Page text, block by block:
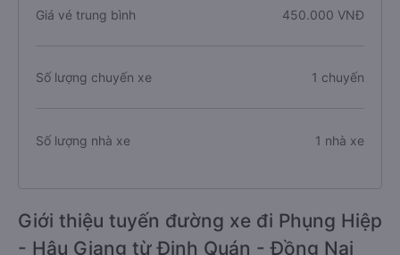
Giá vé trung bình 450.000 VNĐ
Số lượng chuyến xe 1 chuyến
Số lượng nhà xe 1 nhà xe
Giới thiệu tuyến đường xe đi Phụng Hiệp
- Hậu Giang từ Định Quán - Đồng Nai